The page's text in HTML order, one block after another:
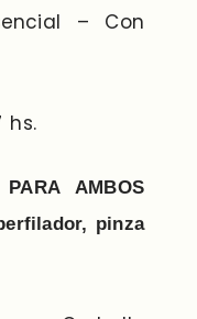
– Con
hs.
AMBOS
pinza